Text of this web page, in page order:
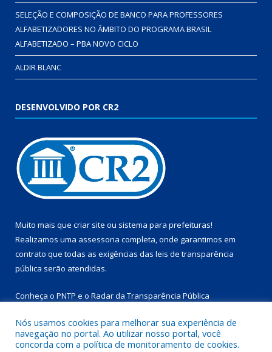
SELEÇÃO E COMPOSIÇÃO DE BANCO PARA PROFESSORES
ALFABETIZADORES NO ÂMBITO DO PROGRAMA BRASIL
ALFABETIZADO – PBA NOVO CICLO
ALDIR BLANC
DESENVOLVIDO POR CR2
Muito mais que criar site ou sistema para prefeituras!
Realizamos uma assessoria completa, onde garantimos em
contrato que todas as exigências das leis de transparência
pública serão atendidas.
Conheça o PNTP e o Radar da Transparência Pública
Nós usamos cookies para melhorar sua experiência de
navegação no portal. Ao utilizar nosso portal, você
concorda com a política de monitoramento de cookies.